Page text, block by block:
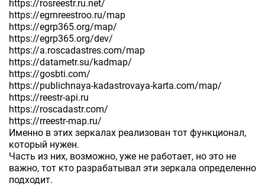
https://rosreestr.ru.net/
https://egrnreestroo.ru/map
https://egrp365.org/map/
https://egrp365.org/dev/
https://a.roscadastres.com/map
https://datametr.su/kadmap/
https://gosbti.com/
https://publichnaya-kadastrovaya-karta.com/map/
https://reestr-api.ru
https://roscadastr.com/
https://rreestr-map.ru/
Именно в этих зеркалах реализован тот функционал,
который нужен.
Часть из них, возможно, уже не работает, но это не
важно, тот кто разрабатывал эти зеркала определенно
подходит.